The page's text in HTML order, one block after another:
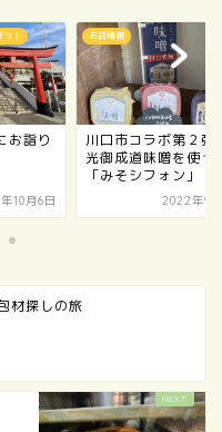
！
お詣り
10月6日
お店情報
川口市コラボ第２弾
光御成道味噌を使っ
「みそシフォン」
2022年9
材探しの旅